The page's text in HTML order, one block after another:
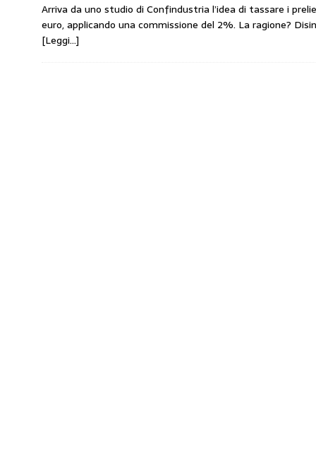
amministrato»
MERCATO PREZZI
IP rinnova l’accordo
Carburanti, i sindacati
Taglio delle accise, il
CARBURANTI.
Arriva da uno studio di Confindustria l’idea di tassare i
euro, applicando una commissione del 2%. La ragione?
[Leggi…]